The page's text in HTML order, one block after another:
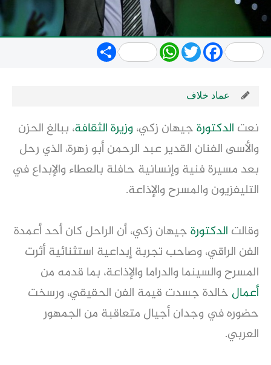
Share WhatsApp
TwitterFacebook
عماد خلاف
نعت الدكتورةجيهان زكي،وزيرة الثقافة، ببالغ الحزن
والأسى الفنان القدير عبد الرحمن أبو زهرة، الذي رحل
بعد مسيرة فنية وإنسانية حافلة بالعطاء والإبداع في
التليفزيون والمسرح والإذاعة.
وقالت الدكتورةجيهان زكي، أن الراحل كان أحد أعمدة
الفن الراقي، وصاحب تجربة إبداعية استثنائية أثرت
المسرح والسينما والدراما والإذاعة، بما قدمه من
أعمال خالدة جسدت قيمة الفن الحقيقي، ورسخت
حضوره في وجدان أجيال متعاقبة من الجمهور
العربي.